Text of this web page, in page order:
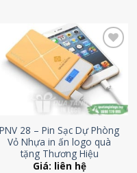
Add to
Wishlist
PNV 28 – Pin Sạc Dự Phòng
Vỏ Nhựa in ấn logo quà
tặng Thương Hiệu
Giá: liên hệ